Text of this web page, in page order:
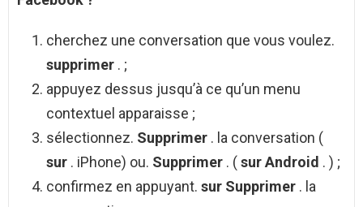
cherchez une conversation que vous voulez.
supprimer . ;
appuyez dessus jusqu’à ce qu’un menu
contextuel apparaisse ;
sélectionnez. Supprimer . la conversation (
sur . iPhone) ou. Supprimer . (sur Android . ) ;
confirmez en appuyant. sur Supprimer . la